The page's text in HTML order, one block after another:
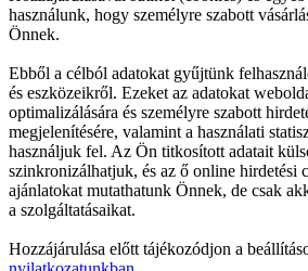
használunk, hogy személyre szabott
Önnek.
Ebből a célból adatokat gyűjtünk
és eszközeikről. Ezeket az adatokat
optimalizálására és személyre szabott
megjelenítésére, valamint a használati
használjuk fel. Az Ön titkosított adatait
szinkronizálhatjuk, és az ő online hirdetési
ajánlatokat mutathatunk Önnek, de csak
a szolgáltatásaikat.
Hozzájárulása előtt tájékozódjon a